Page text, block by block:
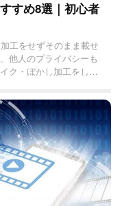
すめ8選｜初心者
工をせずそのまま載せ
他人のプライバシーも
ク・ぼかし加工をして